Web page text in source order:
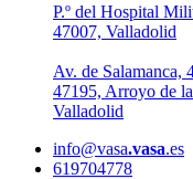
P.º del Hospital
47007, Valladolid
Av. de Salamanca,
47195, Arroyo de
Valladolid
info@vasa.vasa.es
619704778